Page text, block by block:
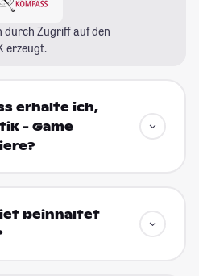
durch Zugriff auf den
erzeugt.
erhalte ich,
- Game
beinhaltet